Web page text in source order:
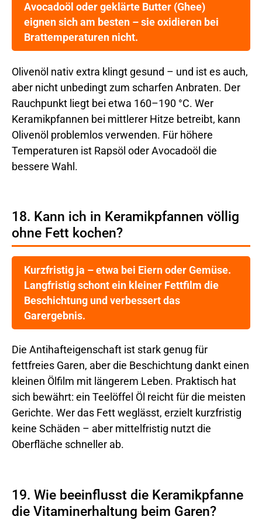
Avocadoöl oder geklärte Butter (Ghee)
eignen sich am besten – sie oxidieren bei
Brattemperaturen nicht.
Olivenöl nativ extra klingt gesund – und ist es auch,
aber nicht unbedingt zum scharfen Anbraten. Der
Rauchpunkt liegt bei etwa 160–190 °C. Wer
Keramikpfannen bei mittlerer Hitze betreibt, kann
Olivenöl problemlos verwenden. Für höhere
Temperaturen ist Rapsöl oder Avocadoöl die
bessere Wahl.
18. Kann ich in Keramikpfannen völlig
ohne Fett kochen?
Kurzfristig ja – etwa bei Eiern oder Gemüse.
Langfristig schont ein kleiner Fettfilm die
Beschichtung und verbessert das
Garergebnis.
Die Antihafteigenschaft ist stark genug für
fettfreies Garen, aber die Beschichtung dankt einen
kleinen Ölfilm mit längerem Leben. Praktisch hat
sich bewährt: ein Teelöffel Öl reicht für die meisten
Gerichte. Wer das Fett weglässt, erzielt kurzfristig
keine Schäden – aber mittelfristig nutzt die
Oberfläche schneller ab.
19. Wie beeinflusst die Keramikpfanne
die Vitaminerhaltung beim Garen?